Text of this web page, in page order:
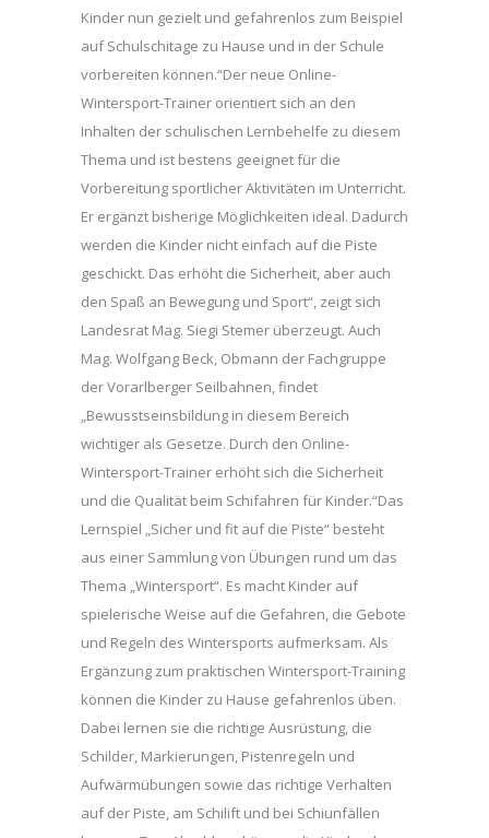
Kinder nun gezielt und gefahrenlos zum Beispiel
auf Schulschitage zu Hause und in der Schule
vorbereiten können.“Der neue Online-
Wintersport-Trainer orientiert sich an den
Inhalten der schulischen Lernbehelfe zu diesem
Thema und ist bestens geeignet für die
Vorbereitung sportlicher Aktivitäten im Unterricht.
Er ergänzt bisherige Möglichkeiten ideal. Dadurch
werden die Kinder nicht einfach auf die Piste
geschickt. Das erhöht die Sicherheit, aber auch
den Spaß an Bewegung und Sport“, zeigt sich
Landesrat Mag. Siegi Stemer überzeugt. Auch
Mag. Wolfgang Beck, Obmann der Fachgruppe
der Vorarlberger Seilbahnen, findet
„Bewusstseinsbildung in diesem Bereich
wichtiger als Gesetze. Durch den Online-
Wintersport-Trainer erhöht sich die Sicherheit
und die Qualität beim Schifahren für Kinder.“Das
Lernspiel „Sicher und fit auf die Piste“ besteht
aus einer Sammlung von Übungen rund um das
Thema „Wintersport“. Es macht Kinder auf
spielerische Weise auf die Gefahren, die Gebote
und Regeln des Wintersports aufmerksam. Als
Ergänzung zum praktischen Wintersport-Training
können die Kinder zu Hause gefahrenlos üben.
Dabei lernen sie die richtige Ausrüstung, die
Schilder, Markierungen, Pistenregeln und
Aufwärmübungen sowie das richtige Verhalten
auf der Piste, am Schilift und bei Schiunfällen